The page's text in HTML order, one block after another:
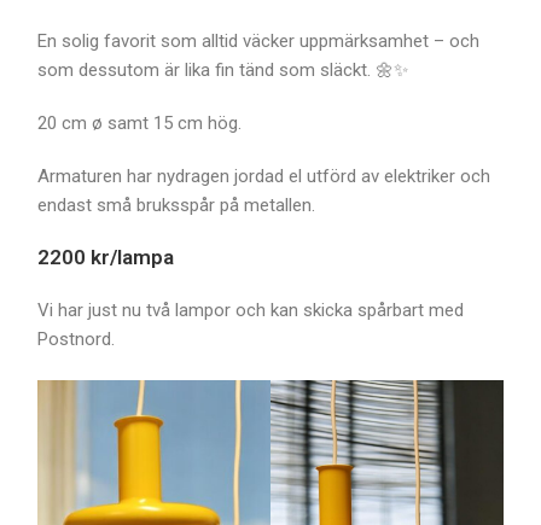
En solig favorit som alltid väcker uppmärksamhet – och
som dessutom är lika fin tänd som släckt. 🌼✨
20 cm ø samt 15 cm hög.
Armaturen har nydragen jordad el utförd av elektriker och
endast små bruksspår på metallen.
2200 kr/lampa
Vi har just nu två lampor och kan skicka spårbart med
Postnord.